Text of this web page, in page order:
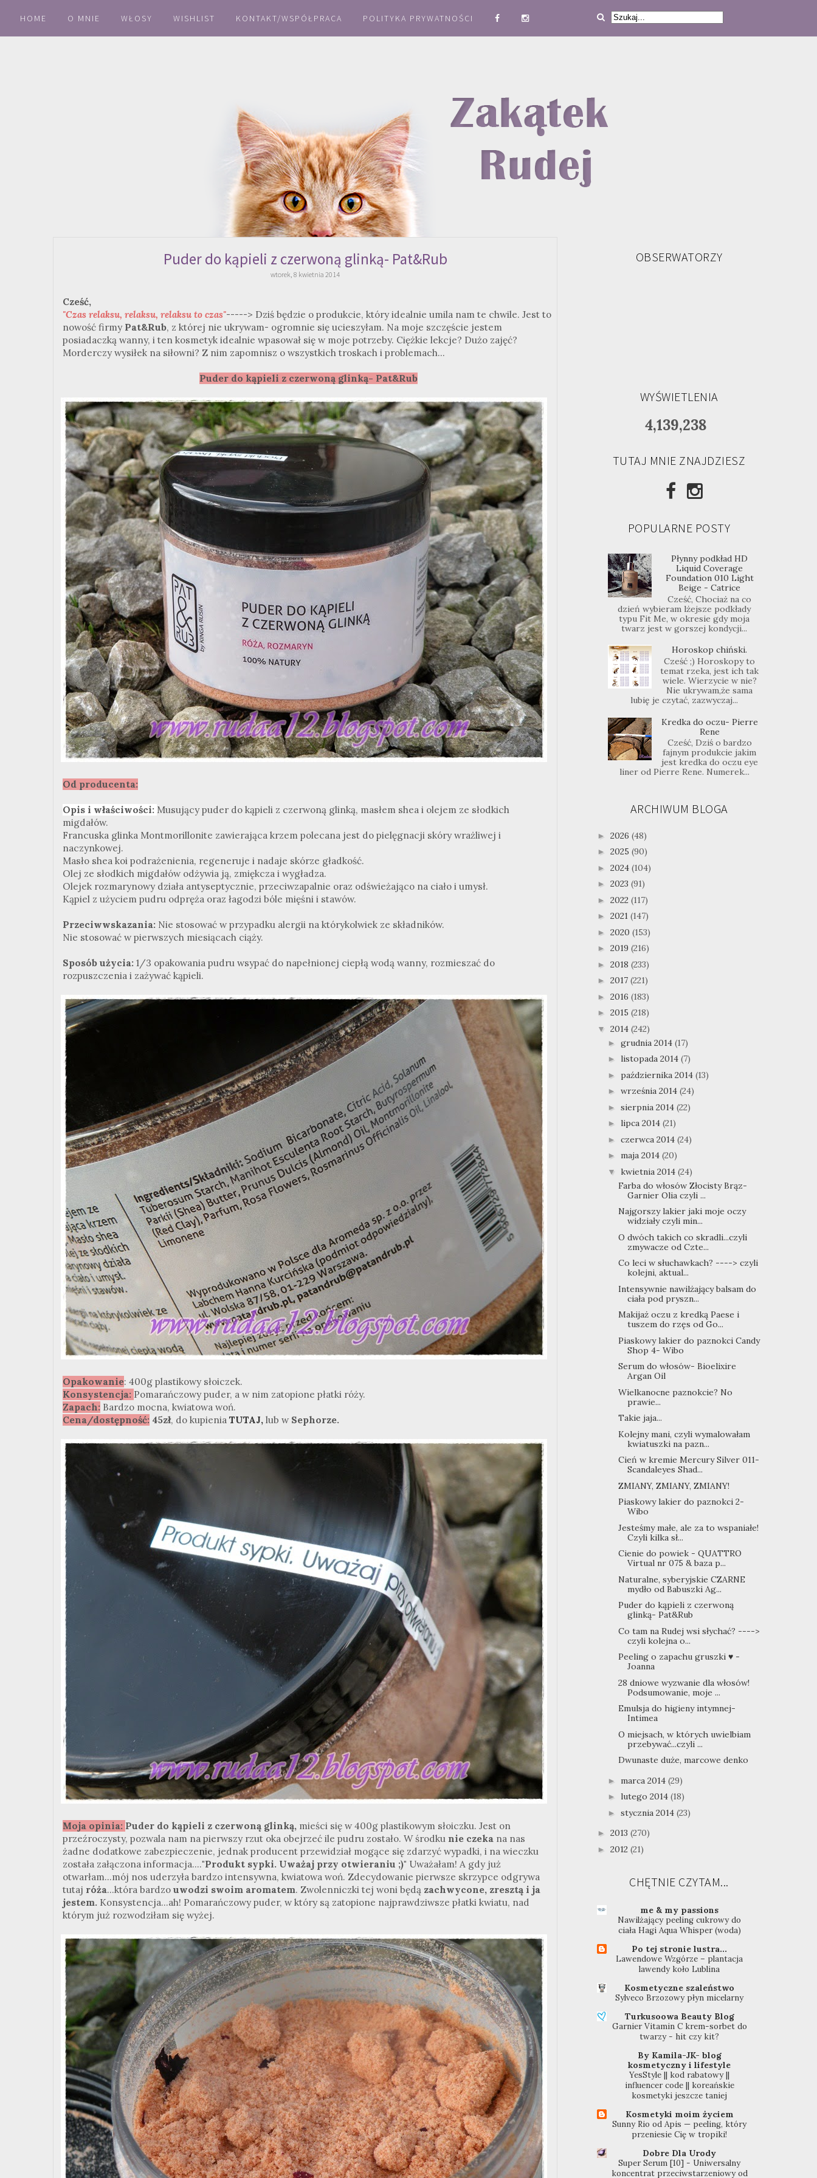
HOME O MNIE WŁOSY WISHLIST KONTAKT/WSPÓŁPRACA POLITYKA PRYWATNOŚCI
Puder do kąpieli z czerwoną glinką- Pat&Rub
wtorek, 8 kwietnia 2014
Cześć,
"Czas relaksu, relaksu, relaksu to czas"-----> Dziś będzie o produkcie, który idealnie umila nam te chwile. Jest to
nowość firmy Pat&Rub, z której nie ukrywam- ogromnie się ucieszyłam. Na moje szczęście jestem
posiadaczką wanny, i ten kosmetyk idealnie wpasował się w moje potrzeby. Ciężkie lekcje? Dużo zajęć?
Morderczy wysiłek na siłowni? Z nim zapomnisz o wszystkich troskach i problemach...
Puder do kąpieli z czerwoną glinką- Pat&Rub
Od producenta:
Opis i właściwości: Musujący puder do kąpieli z czerwoną glinką, masłem shea i olejem ze słodkich
migdałów.
Francuska glinka Montmorillonite zawierająca krzem polecana jest do pielęgnacji skóry wrażliwej i
naczynkowej.
Masło shea koi podrażenienia, regeneruje i nadaje skórze gładkość.
Olej ze słodkich migdałów odżywia ją, zmiękcza i wygładza.
Olejek rozmarynowy działa antyseptycznie, przeciwzapalnie oraz odświeżająco na ciało i umysł.
Kąpiel z użyciem pudru odpręża oraz łagodzi bóle mięśni i stawów.
Przeciwwskazania: Nie stosować w przypadku alergii na którykolwiek ze składników.
Nie stosować w pierwszych miesiącach ciąży.
Sposób użycia: 1/3 opakowania pudru wsypać do napełnionej ciepłą wodą wanny, rozmieszać do
rozpuszczenia i zażywać kąpieli.
Opakowanie: 400g plastikowy słoiczek.
Konsystencja: Pomarańczowy puder, a w nim zatopione płatki róży.
Zapach: Bardzo mocna, kwiatowa woń.
Cena/dostępność: 45zł, do kupienia TUTAJ, lub w Sephorze.
Moja opinia: Puder do kąpieli z czerwoną glinką, mieści się w 400g plastikowym słoiczku. Jest on
przeźroczysty, pozwala nam na pierwszy rzut oka obejrzeć ile pudru zostało. W środku nie czeka na nas
żadne dodatkowe zabezpieczenie, jednak producent przewidział mogące się zdarzyć wypadki, i na wieczku
została załączona informacja...."Produkt sypki. Uważaj przy otwieraniu ;)" Uważałam! A gdy już
otwarłam...mój nos uderzyła bardzo intensywna, kwiatowa woń. Zdecydowanie pierwsze skrzypce odgrywa
tutaj róża...która bardzo uwodzi swoim aromatem. Zwolenniczki tej woni będą zachwycone, zresztą i ja
jestem. Konsystencja...ah! Pomarańczowy puder, w który są zatopione najprawdziwsze płatki kwiatu, nad
którym już rozwodziłam się wyżej.
OBSERWATORZY
WYŚWIETLENIA
4,139,238
TUTAJ MNIE ZNAJDZIESZ
POPULARNE POSTY
Płynny podkład HD
Liquid Coverage
Foundation 010 Light
Beige - Catrice
Cześć, Chociaż na co
dzień wybieram lżejsze podkłady
typu Fit Me, w okresie gdy moja
twarz jest w gorszej kondycji...
Horoskop chiński.
Cześć ;) Horoskopy to
temat rzeka, jest ich tak
wiele. Wierzycie w nie?
Nie ukrywam,że sama
lubię je czytać, zazwyczaj...
Kredka do oczu- Pierre
Rene
Cześć, Dziś o bardzo
fajnym produkcie jakim
jest kredka do oczu eye
liner od Pierre Rene. Numerek...
ARCHIWUM BLOGA
► 2026 (48)
► 2025 (90)
► 2024 (104)
► 2023 (91)
► 2022 (117)
► 2021 (147)
► 2020 (153)
► 2019 (216)
► 2018 (233)
► 2017 (221)
► 2016 (183)
► 2015 (218)
▼ 2014 (242)
► grudnia 2014 (17)
► listopada 2014 (7)
► października 2014 (13)
► września 2014 (24)
► sierpnia 2014 (22)
► lipca 2014 (21)
► czerwca 2014 (24)
► maja 2014 (20)
▼ kwietnia 2014 (24)
Farba do włosów Złocisty Brąz-
Garnier Olia czyli ...
Najgorszy lakier jaki moje oczy
widziały czyli min...
O dwóch takich co skradli...czyli
zmywacze od Czte...
Co leci w słuchawkach? ----> czyli
kolejni, aktual...
Intensywnie nawilżający balsam do
ciała pod pryszn...
Makijaż oczu z kredką Paese i
tuszem do rzęs od Go...
Piaskowy lakier do paznokci Candy
Shop 4- Wibo
Serum do włosów- Bioelixire
Argan Oil
Wielkanocne paznokcie? No
prawie...
Takie jaja...
Kolejny mani, czyli wymalowałam
kwiatuszki na pazn...
Cień w kremie Mercury Silver 011-
Scandaleyes Shad...
ZMIANY, ZMIANY, ZMIANY!
Piaskowy lakier do paznokci 2-
Wibo
Jesteśmy małe, ale za to wspaniałe!
Czyli kilka sł...
Cienie do powiek - QUATTRO
Virtual nr 075 & baza p...
Naturalne, syberyjskie CZARNE
mydło od Babuszki Ag...
Puder do kąpieli z czerwoną
glinką- Pat&Rub
Co tam na Rudej wsi słychać? ---->
czyli kolejna o...
Peeling o zapachu gruszki ♥ -
Joanna
28 dniowe wyzwanie dla włosów!
Podsumowanie, moje ...
Emulsja do higieny intymnej-
Intimea
O miejsach, w których uwielbiam
przebywać...czyli ...
Dwunaste duże, marcowe denko
► marca 2014 (29)
► lutego 2014 (18)
► stycznia 2014 (23)
► 2013 (270)
► 2012 (21)
CHĘTNIE CZYTAM...
me & my passions
Nawilżający peeling cukrowy do
ciała Hagi Aqua Whisper (woda)
Po tej stronie lustra...
Lawendowe Wzgórze – plantacja
lawendy koło Lublina
Kosmetyczne szaleństwo
Sylveco Brzozowy płyn micelarny
Turkusoowa Beauty Blog
Garnier Vitamin C krem-sorbet do
twarzy - hit czy kit?
By Kamila-JK- blog
kosmetyczny i lifestyle
YesStyle || kod rabatowy ||
influencer code || koreańskie
kosmetyki jeszcze taniej
Kosmetyki moim życiem
Sunny Rio od Apis — peeling, który
przeniesie Cię w tropiki!
Dobre Dla Urody
Super Serum [10] - Uniwersalny
koncentrat przeciwstarzeniowy od